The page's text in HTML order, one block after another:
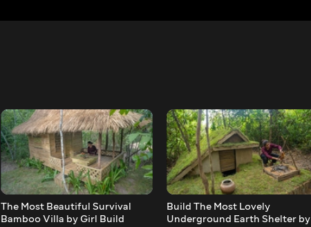
The Most Beautiful Survival
Bamboo Villa by Girl Build
Build The Most Lovely
Underground Earth Shelter by